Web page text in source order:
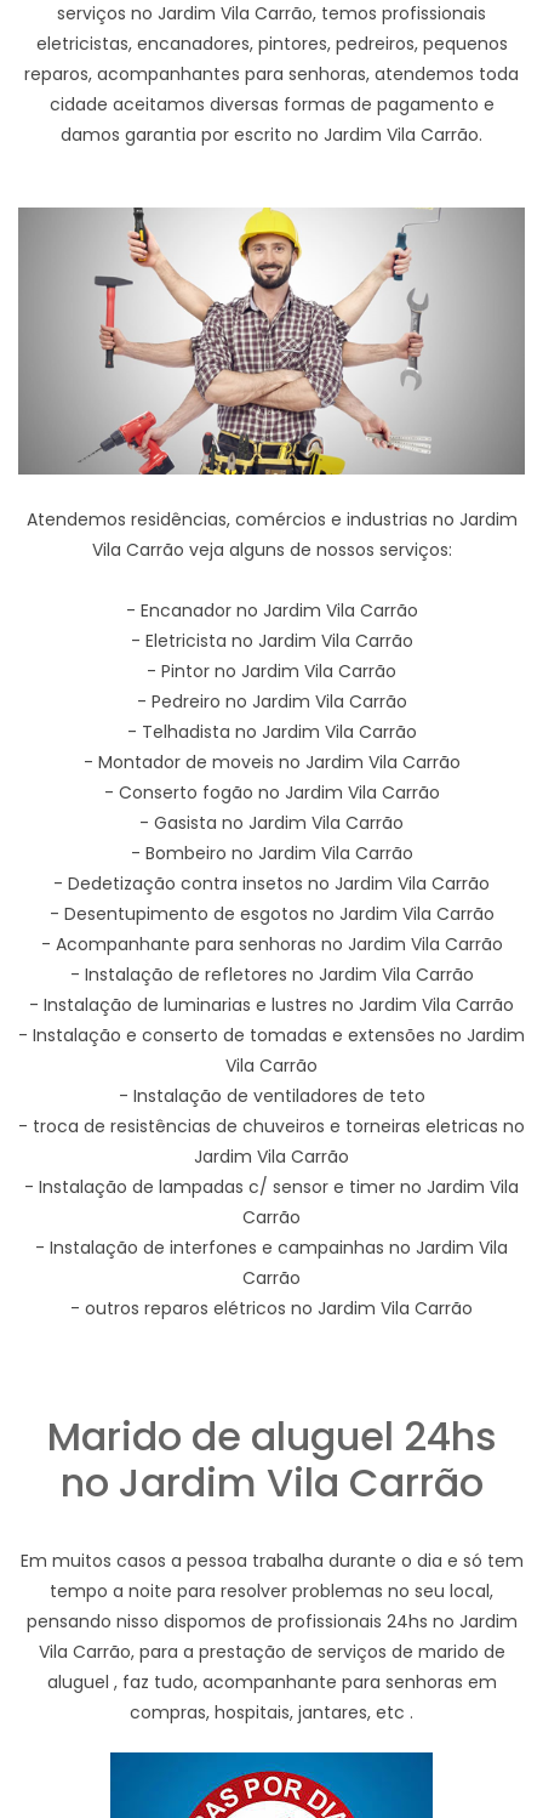
serviços no Jardim Vila Carrão, temos profissionais
eletricistas, encanadores, pintores, pedreiros, pequenos
reparos, acompanhantes para senhoras, atendemos toda
cidade aceitamos diversas formas de pagamento e
damos garantia por escrito no Jardim Vila Carrão.
Atendemos residências, comércios e industrias no Jardim
Vila Carrão veja alguns de nossos serviços:
- Encanador no Jardim Vila Carrão
- Eletricista no Jardim Vila Carrão
- Pintor no Jardim Vila Carrão
- Pedreiro no Jardim Vila Carrão
- Telhadista no Jardim Vila Carrão
- Montador de moveis no Jardim Vila Carrão
- Conserto fogão no Jardim Vila Carrão
- Gasista no Jardim Vila Carrão
- Bombeiro no Jardim Vila Carrão
- Dedetização contra insetos no Jardim Vila Carrão
- Desentupimento de esgotos no Jardim Vila Carrão
- Acompanhante para senhoras no Jardim Vila Carrão
- Instalação de refletores no Jardim Vila Carrão
- Instalação de luminarias e lustres no Jardim Vila Carrão
- Instalação e conserto de tomadas e extensões no Jardim
Vila Carrão
- Instalação de ventiladores de teto
- troca de resistências de chuveiros e torneiras eletricas no
Jardim Vila Carrão
- Instalação de lampadas c/ sensor e timer no Jardim Vila
Carrão
- Instalação de interfones e campainhas no Jardim Vila
Carrão
- outros reparos elétricos no Jardim Vila Carrão
Marido de aluguel 24hs
no Jardim Vila Carrão
Em muitos casos a pessoa trabalha durante o dia e só tem
tempo a noite para resolver problemas no seu local,
pensando nisso dispomos de profissionais 24hs no Jardim
Vila Carrão, para a prestação de serviços de marido de
aluguel , faz tudo, acompanhante para senhoras em
compras, hospitais, jantares, etc .